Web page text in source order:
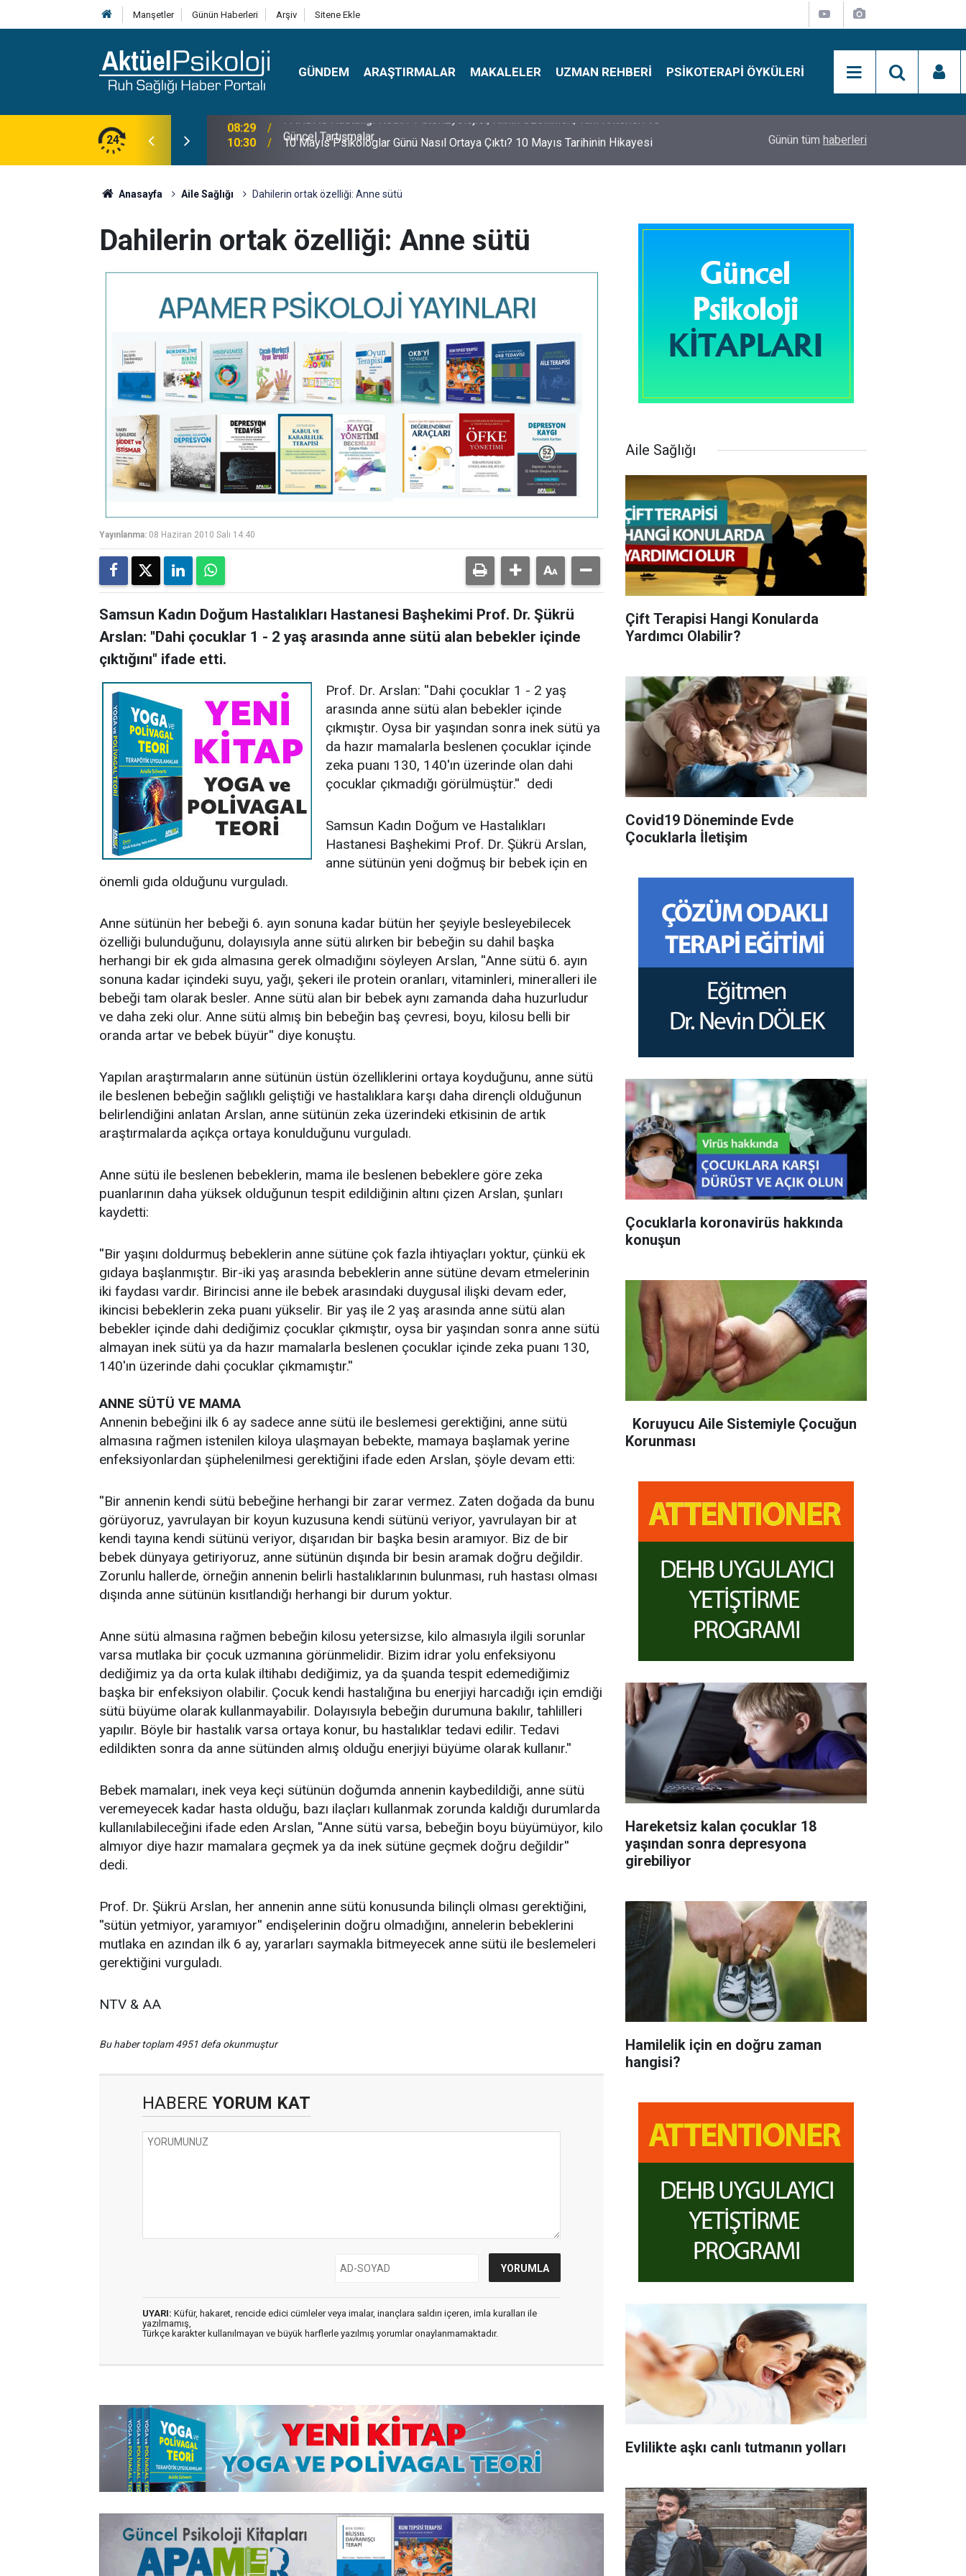
Manşetler Günün Haberleri Arşiv Sitene Ekle
GÜNDEM ARAŞTIRMALAR MAKALELER UZMAN REHBERI PSIKOTERAPI ÖYKÜLERI
24
Klinik Özellikleri, Tanı Kriterleri ve
10:30 10 Mayıs Psikologlar Günü Nasıl Ortaya Çıktı? 10 Mayıs Tarihinin Hikayesi Simon Says Dikkat Programı Nedir?
Günün tüm haberleri
Anasayfa Aile Sağlığı Dahilerin ortak özelliği: Anne sütü
Dahilerin ortak özelliği: Anne sütü
Yayınlanma: 08 Haziran 2010 Salı 14:40
Samsun Kadın Doğum Hastalıkları Hastanesi Başhekimi Prof. Dr. Şükrü
Arslan: ''Dahi çocuklar 1 - 2 yaş arasında anne sütü alan bebekler içinde
çıktığını" ifade etti.
Prof. Dr. Arslan: ''Dahi çocuklar 1 - 2 yaş
arasında anne sütü alan bebekler içinde
çıkmıştır. Oysa bir yaşından sonra inek sütü ya
da hazır mamalarla beslenen çocuklar içinde
zeka puanı 130, 140'ın üzerinde olan dahi
çocuklar çıkmadığı görülmüştür.'' dedi
Samsun Kadın Doğum ve Hastalıkları
Hastanesi Başhekimi Prof. Dr. Şükrü Arslan,
anne sütünün yeni doğmuş bir bebek için en
önemli gıda olduğunu vurguladı.
Anne sütünün her bebeği 6. ayın sonuna kadar bütün her şeyiyle besleyebilecek
özelliği bulunduğunu, dolayısıyla anne sütü alırken bir bebeğin su dahil başka
herhangi bir ek gıda almasına gerek olmadığını söyleyen Arslan, ''Anne sütü 6. ayın
sonuna kadar içindeki suyu, yağı, şekeri ile protein oranları, vitaminleri, mineralleri ile
bebeği tam olarak besler. Anne sütü alan bir bebek aynı zamanda daha huzurludur
ve daha zeki olur. Anne sütü almış bin bebeğin baş çevresi, boyu, kilosu belli bir
oranda artar ve bebek büyür'' diye konuştu.
Yapılan araştırmaların anne sütünün üstün özelliklerini ortaya koyduğunu, anne sütü
ile beslenen bebeğin sağlıklı geliştiği ve hastalıklara karşı daha dirençli olduğunun
belirlendiğini anlatan Arslan, anne sütünün zeka üzerindeki etkisinin de artık
araştırmalarda açıkça ortaya konulduğunu vurguladı.
Anne sütü ile beslenen bebeklerin, mama ile beslenen bebeklere göre zeka
puanlarının daha yüksek olduğunun tespit edildiğinin altını çizen Arslan, şunları
kaydetti:
''Bir yaşını doldurmuş bebeklerin anne sütüne çok fazla ihtiyaçları yoktur, çünkü ek
gıdaya başlanmıştır. Bir-iki yaş arasında bebeklerin anne sütüne devam etmelerinin
iki faydası vardır. Birincisi anne ile bebek arasındaki duygusal ilişki devam eder,
ikincisi bebeklerin zeka puanı yükselir. Bir yaş ile 2 yaş arasında anne sütü alan
bebekler içinde dahi dediğimiz çocuklar çıkmıştır, oysa bir yaşından sonra anne sütü
almayan inek sütü ya da hazır mamalarla beslenen çocuklar içinde zeka puanı 130,
140'ın üzerinde dahi çocuklar çıkmamıştır.''
ANNE SÜTÜ VE MAMA
Annenin bebeğini ilk 6 ay sadece anne sütü ile beslemesi gerektiğini, anne sütü
almasına rağmen istenilen kiloya ulaşmayan bebekte, mamaya başlamak yerine
enfeksiyonlardan şüphelenilmesi gerektiğini ifade eden Arslan, şöyle devam etti:
''Bir annenin kendi sütü bebeğine herhangi bir zarar vermez. Zaten doğada da bunu
görüyoruz, yavrulayan bir koyun kuzusuna kendi sütünü veriyor, yavrulayan bir at
kendi tayına kendi sütünü veriyor, dışarıdan bir başka besin aramıyor. Biz de bir
bebek dünyaya getiriyoruz, anne sütünün dışında bir besin aramak doğru değildir.
Zorunlu hallerde, örneğin annenin belirli hastalıklarının bulunması, ruh hastası olması
dışında anne sütünün kısıtlandığı herhangi bir durum yoktur.
Anne sütü almasına rağmen bebeğin kilosu yetersizse, kilo almasıyla ilgili sorunlar
varsa mutlaka bir çocuk uzmanına görünmelidir. Bizim idrar yolu enfeksiyonu
dediğimiz ya da orta kulak iltihabı dediğimiz, ya da şuanda tespit edemediğimiz
başka bir enfeksiyon olabilir. Çocuk kendi hastalığına bu enerjiyi harcadığı için emdiği
sütü büyüme olarak kullanmayabilir. Dolayısıyla bebeğin durumuna bakılır, tahlilleri
yapılır. Böyle bir hastalık varsa ortaya konur, bu hastalıklar tedavi edilir. Tedavi
edildikten sonra da anne sütünden almış olduğu enerjiyi büyüme olarak kullanır.''
Bebek mamaları, inek veya keçi sütünün doğumda annenin kaybedildiği, anne sütü
veremeyecek kadar hasta olduğu, bazı ilaçları kullanmak zorunda kaldığı durumlarda
kullanılabileceğini ifade eden Arslan, ''Anne sütü varsa, bebeğin boyu büyümüyor, kilo
almıyor diye hazır mamalara geçmek ya da inek sütüne geçmek doğru değildir''
dedi.
Prof. Dr. Şükrü Arslan, her annenin anne sütü konusunda bilinçli olması gerektiğini,
''sütün yetmiyor, yaramıyor'' endişelerinin doğru olmadığını, annelerin bebeklerini
mutlaka en azından ilk 6 ay, yararları saymakla bitmeyecek anne sütü ile beslemeleri
gerektiğini vurguladı.
NTV & AA
Bu haber toplam 4951 defa okunmuştur
HABERE YORUM KAT
UYARI: Küfür, hakaret, rencide edici cümleler veya imalar, inançlara saldırı içeren, imla kuralları ile
yazılmamış,
Türkçe karakter kullanılmayan ve büyük harflerle yazılmış yorumlar onaylanmamaktadır.
Aile Sağlığı
Çift Terapisi Hangi Konularda
Yardımcı Olabilir?
Covid19 Döneminde Evde
Çocuklarla İletişim
Çocuklarla koronavirüs hakkında
konuşun
Koruyucu Aile Sistemiyle Çocuğun
Korunması
Hareketsiz kalan çocuklar 18
yaşından sonra depresyona
girebiliyor
Hamilelik için en doğru zaman
hangisi?
Evlilikte aşkı canlı tutmanın yolları